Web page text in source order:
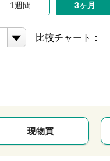
1週間 3ヶ月
比較チャート：
現物買